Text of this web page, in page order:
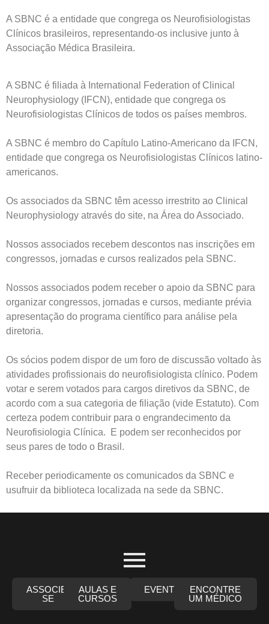
A SBNC é a entidade que congrega os Neurofisiologistas
Clínicos brasileiros, representando-os inclusive junto à
Associação Médica Brasileira.
A SBNC é filiada à International Federation of Clinical
Neurophysiology (IFCN), entidade que congrega os
Neurofisiologistas Clínicos de todos os países membros.
A SBNC é membro do Capítulo Latino-Americano da IFCN,
entidade que congrega os Neurofisiologistas Clínicos latino-
americanos.
Os associados da SBNC têm acesso irrestrito ao Clinical
Neurophysiology através do site, na Área do Associado.
Nossos associados recebem descontos nas inscrições em
congressos, jornadas e cursos realizados pela SBNC.
Nossos associados podem receber o apoio da SBNC para
organizar congressos, jornadas e cursos, mediante prévia
apresentação do programa científico para análise pela
diretoria.
Os sócios podem dispor de um foro de discussão voltado às
atividades profissionais do neurofisiologista clínico. Podem
votar e serem votados para cargos diretivos da SBNC, de
acordo com a sua categoria de filiação (vide Estatuto). Com
certeza podem contribuir para o engrandecimento da
Neurofisiologia Clínica. E podem ser reconhecidos por
seus pares de todo o Brasil.
Receber periodicamente os comunicados da SBNC e
usufruir da biblioteca localizada na sede da SBNC.
ASSOCIE-
SE
AULAS E
CURSOS
EVENTOS
ENCONTRE
UM MÉDICO